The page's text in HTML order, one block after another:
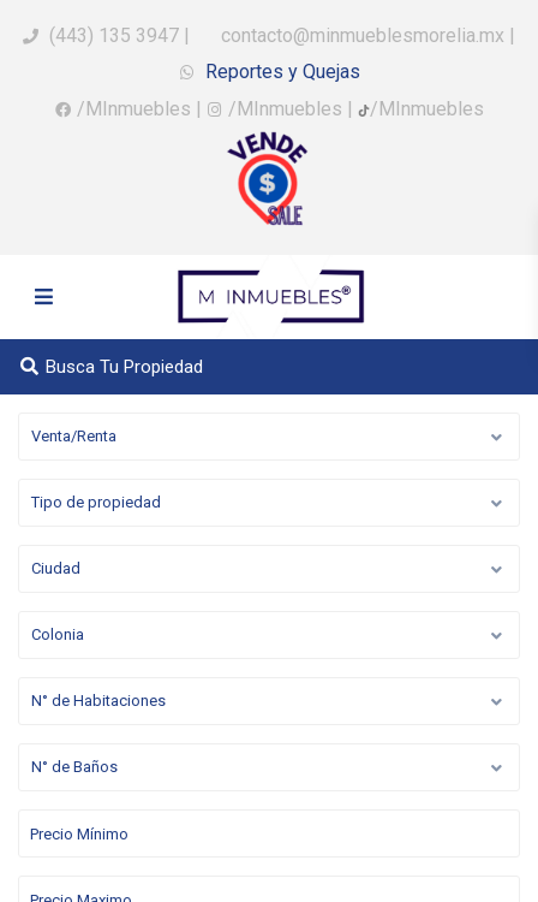
(443) 135 3947 | contacto@minmueblesmorelia.mx |
Reportes y Quejas
/MInmuebles | /MInmuebles | /MInmuebles
Busca Tu Propiedad
Venta/Renta
Tipo de propiedad
Ciudad
Colonia
N° de Habitaciones
N° de Baños